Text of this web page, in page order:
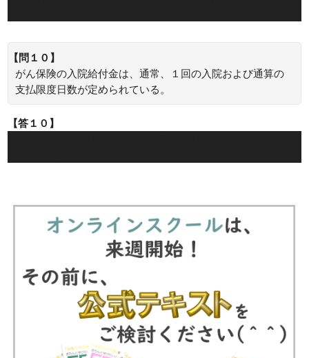
【問１０】
がん保険の入院給付金は、通常、１回の入院および通算の
支払限度日数が定められている。
【答１０】